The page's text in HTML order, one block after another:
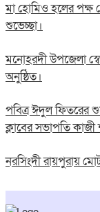
মা হোমিও হলের পক্ষ
শুভেচ্ছা।
মনোহরদী উপজেলা
অনুষ্ঠিত।
পবিত্র ঈদুল ফিতরের
ক্লাবের সভাপতি
নরসিংদী রায়পুরায়